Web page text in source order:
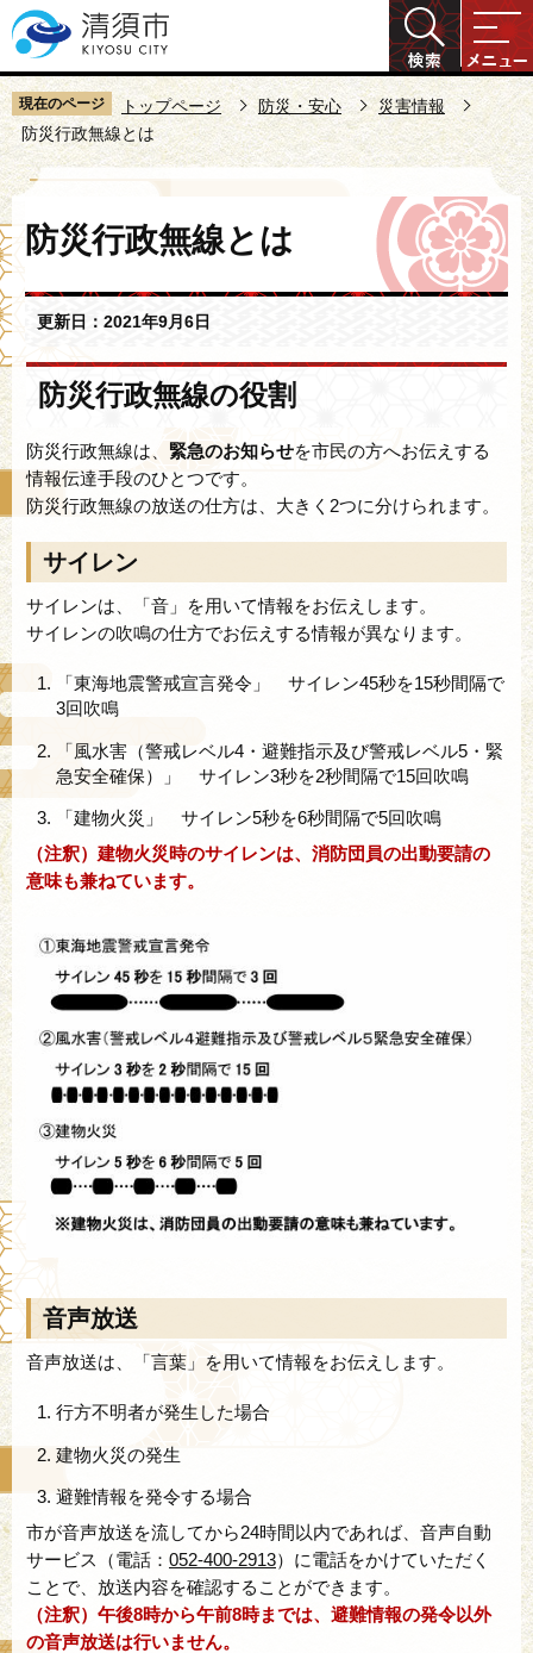
こ
の
ペ
ー
ジ
の
先
頭
で
す
現在のページ トップページ 防災・安心
災害情報
防災行政無線とは
こ
ら
防災行政無線とは
更新日：2021年9月6日
防災行政無線の役割
防災行政無線は、 緊急のお知らせを市民の方へお伝えする
情報伝達手段のひとつです。
防災行政無線の放送の仕方は、大きく2つに分けられます。
サイレン
サイレンは、「音」を用いて情報をお伝えします。
サイレンの吹鳴の仕方でお伝えする情報が異なります。
「東海地震警戒宣言発令」 サイレン45秒を15秒間隔で
3回吹鳴
「風水害（警戒レベル4・避難指示及び警戒レベル5・緊
急安全確保）」 サイレン3秒を2秒間隔で15回吹鳴
「建物火災」 サイレン5秒を6秒間隔で5回吹鳴
（注釈）建物火災時のサイレンは、消防団員の出動要請の
意味も兼ねています。
音声放送
音声放送は、「言葉」を用いて情報をお伝えします。
行方不明者が発生した場合
建物火災の発生
避難情報を発令する場合
市が音声放送を流してから24時間以内であれば、音声自動
サービス（電話： 052-400-2913）に電話をかけていただく
ことで、放送内容を確認することができます。
（注釈）午後8時から午前8時までは、避難情報の発令以外
の音声放送は行いません。